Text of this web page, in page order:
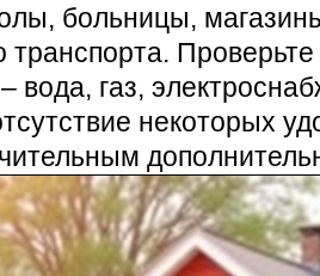
больницы,
транспорта.
вода, газ,
некоторых